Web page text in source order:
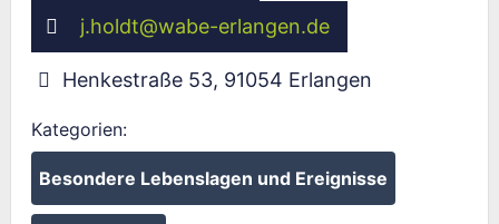
j.holdt@wabe-erlangen.de
Henkestraße 53, 91054 Erlangen
Kategorien:
Besondere Lebenslagen und Ereignisse